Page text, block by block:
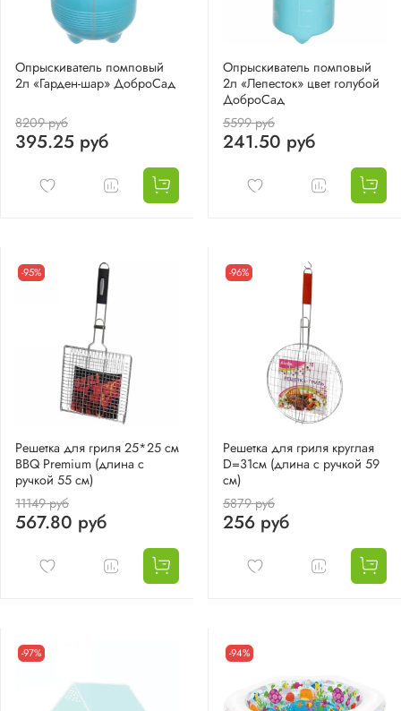
Опрыскиватель помповый
2л «Гарден-шар» ДоброСад
8209 руб
395.25 руб
Опрыскиватель помповый
2л «Лепесток» цвет голубой
ДоброСад
5599 руб
241.50 руб
-95%
Решетка для гриля 25*25 см
BBQ Premium (длина с
ручкой 55 см)
11149 руб
567.80 руб
-96%
Решетка для гриля круглая
D=31см (длина с ручкой 59
см)
5879 руб
256 руб
-97% -94%